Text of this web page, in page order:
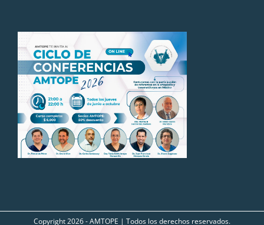
Copyright2026 - AMTOPE | Todos los derechos reservados.